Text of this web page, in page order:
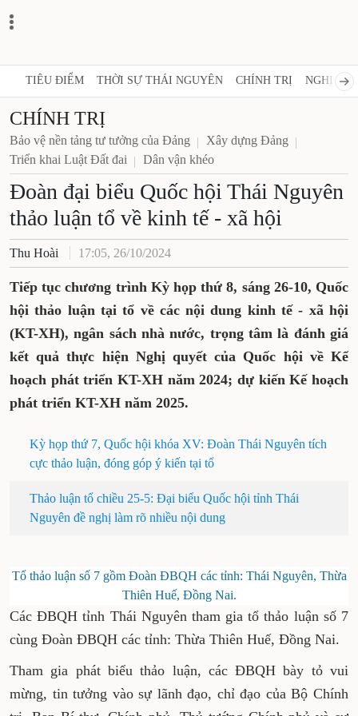
TIÊU ĐIỂM THỜI SỰ THÁI NGUYÊN CHÍNH TRỊ NGHỊ
CHÍNH TRỊ
Bảo vệ nền tảng tư tưởng của Đảng
Xây dựng Đảng
Triển khai Luật Đất đai
Dân vận khéo
Đoàn đại biểu Quốc hội Thái Nguyên
thảo luận tổ về kinh tế - xã hội
Thu Hoài 17:05, 26/10/2024
Tiếp tục chương trình Kỳ họp thứ 8, sáng 26-10, Quốc
hội thảo luận tại tổ về các nội dung kinh tế - xã hội
(KT-XH), ngân sách nhà nước, trọng tâm là đánh giá
kết quả thực hiện Nghị quyết của Quốc hội về Kế
hoạch phát triển KT-XH năm 2024; dự kiến Kế hoạch
phát triển KT-XH năm 2025.
Kỳ họp thứ 7, Quốc hội khóa XV: Đoàn Thái Nguyên tích
cực thảo luận, đóng góp ý kiến tại tổ
Thảo luận tổ chiều 25-5: Đại biểu Quốc hội tỉnh Thái
Nguyên đề nghị làm rõ nhiều nội dung
Tổ thảo luận số 7 gồm Đoàn ĐBQH các tỉnh: Thái Nguyên, Thừa
Thiên Huế, Đồng Nai.
Các ĐBQH tỉnh Thái Nguyên tham gia tổ thảo luận số 7
cùng Đoàn ĐBQH các tỉnh: Thừa Thiên Huế, Đồng Nai.
Tham gia phát biểu thảo luận, các ĐBQH bày tỏ vui
mừng, tin tưởng vào sự lãnh đạo, chỉ đạo của Bộ Chính